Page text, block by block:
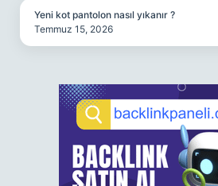
Yeni kot pantolon nasıl yıkanır ?
Temmuz 15, 2026